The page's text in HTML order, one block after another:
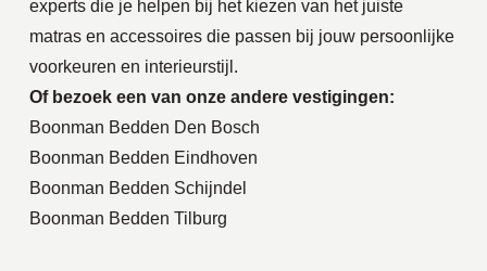
experts die je helpen bij het kiezen van het juiste
matras en accessoires die passen bij jouw persoonlijke
voorkeuren en interieurstijl.
Of bezoek een van onze andere vestigingen:
Boonman Bedden Den Bosch
Boonman Bedden Eindhoven
Boonman Bedden Schijndel
Boonman Bedden Tilburg